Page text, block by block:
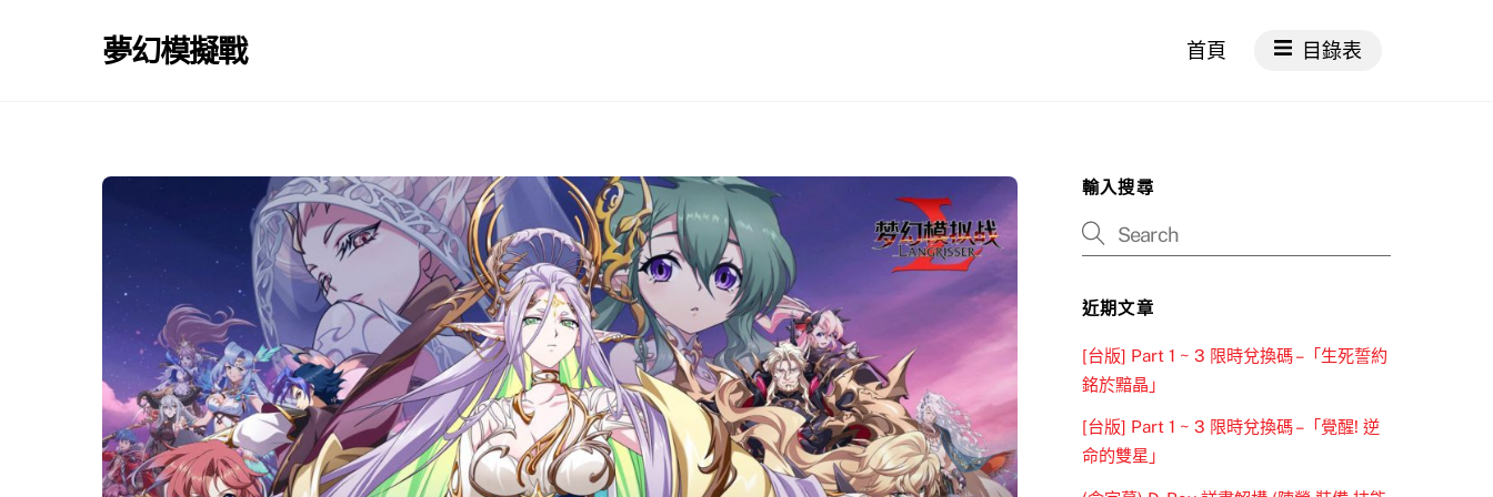
夢幻模擬戰 首頁 目錄表
輸入搜尋
近期文章
[台版] Part 1 ~ 3 限時兌換碼 –「生死誓約
銘於黯晶」
[台版] Part 1 ~ 3 限時兌換碼 –「覺醒! 逆
命的雙星」